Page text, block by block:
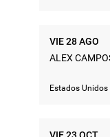
ALEX
VIE 28 AGO
Estados Unidos
VIE 23 OCT